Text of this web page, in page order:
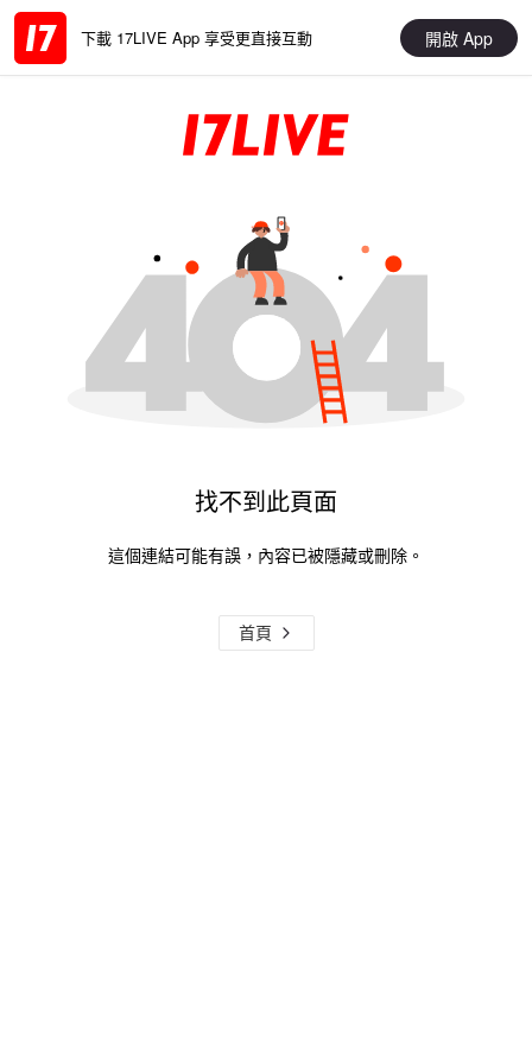
下載 17LIVE App 享受更直接互動 開啟 App
找不到此頁面
這個連結可能有誤，內容已被隱藏或刪除。
首頁